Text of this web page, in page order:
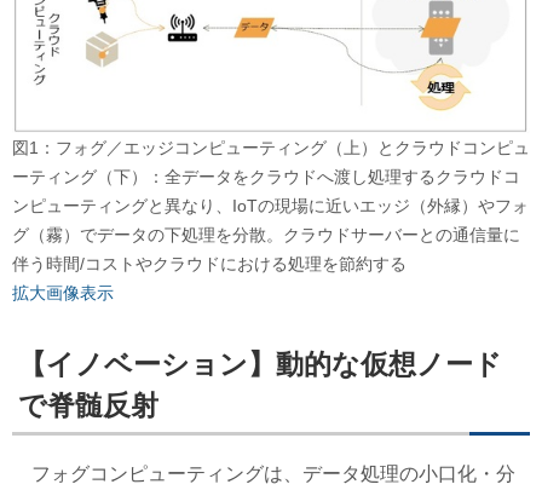
図1：フォグ／エッジコンピューティング（上）とクラウドコンピュ
ーティング（下）：全データをクラウドへ渡し処理するクラウドコ
ンピューティングと異なり、IoTの現場に近いエッジ（外縁）やフォ
グ（霧）でデータの下処理を分散。クラウドサーバーとの通信量に
伴う時間/コストやクラウドにおける処理を節約する
拡大画像表示
【イノベーション】動的な仮想ノード
で脊髄反射
フォグコンピューティングは、データ処理の小口化・分